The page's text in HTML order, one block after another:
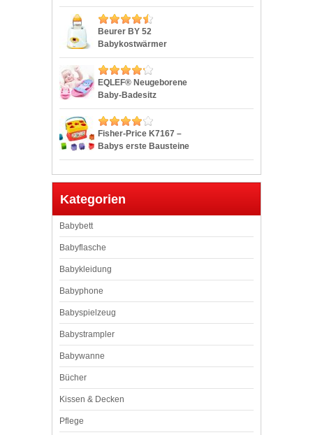
Kurzarm-Body Mädchen
Babybody Junge
Herzmotiv, Farbe: Weiß –
Mamas Papas Schatz,
Größe: 86
Beurer BY 52
Babykostwärmer
EQLEF® Neugeborene
Baby-Badesitz
Unterstützung Net
Badewanne Sling, Blau
Fisher-Price K7167 –
Babys erste Bausteine
Formensortierspiel
Kategorien
Babybett
Babyflasche
Babykleidung
Babyphone
Babyspielzeug
Babystrampler
Babywanne
Bücher
Kissen & Decken
Pflege